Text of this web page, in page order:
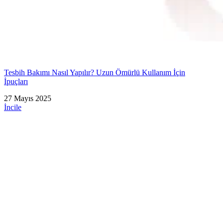
Tesbih Bakımı Nasıl Yapılır? Uzun Ömürlü Kullanım İçin
İpuçları
27 Mayıs 2025
İncile